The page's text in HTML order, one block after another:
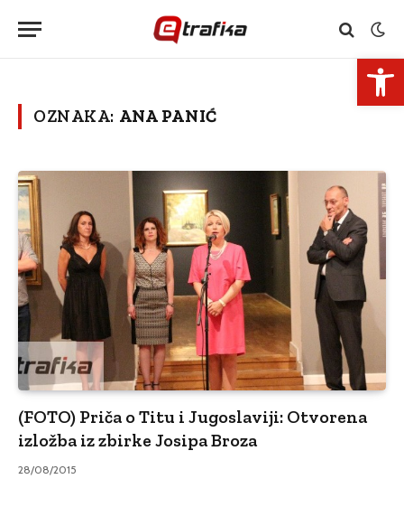
OZNAKA: ANA PANIĆ
(FOTO) Priča o Titu i Jugoslaviji: Otvorena
izložba iz zbirke Josipa Broza
28/08/2015